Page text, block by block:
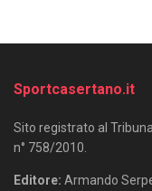
Sportcasertano.it
Sito registrato al
n° 758/2010.
Editore: Armando